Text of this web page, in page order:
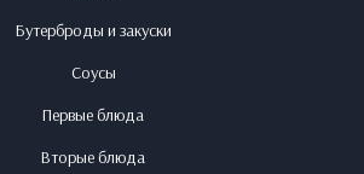
Бутерброды и закуски
Соусы
Первые блюда
Вторые блюда